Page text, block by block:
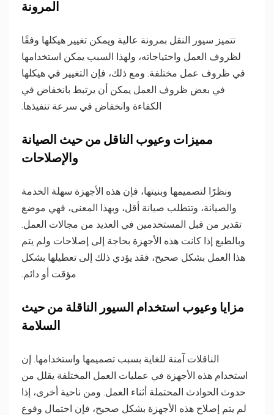
المرونة
تتميز سيور النقل بمرونة عالية ويمكن تغيير هيكلها وفقًا
لظروف العمل واحتياجاته، ولهذا السبب يمكن استخدامها
في ظروف عمل مختلفة. ومع ذلك، فإن التغيير في هيكلها
في بعض ظروف العمل يمكن أن يرتبط بانخفاض في
الكفاءة وانخفاض في سرعة تنفيذها.
مميزات وعيوب الناقل من حيث الصيانة
والإصلاحات
ونظرًا لتصميمها وبنيتها، فإن هذه الأجهزة سهلة الخدمة
والصيانة، وتتطلب صيانة أقل، وبهذا المعنى، فهي موضع
تقدير من قبل المستخدمين في العديد من مجالات العمل.
وبالطبع إذا كانت هذه الأجهزة بحاجة إلى إصلاحات ولم يتم
هذا العمل بشكل صحيح، فقد يؤدي ذلك إلى تعطيلها بشكل
مؤقت أو دائم.
مزايا وعيوب استخدام السيور الناقلة من حيث
السلامة
الناقلات آمنة للغاية بسبب تصميمها واستخدامها. إن
استخدام هذه الأجهزة في عمليات العمل المختلفة يقلل من
حدوث الحوادث المحتملة أثناء العمل. ومن ناحية أخرى، إذا
لم يتم إصلاح هذه الأجهزة بشكل صحيح، فإن احتمال وقوع